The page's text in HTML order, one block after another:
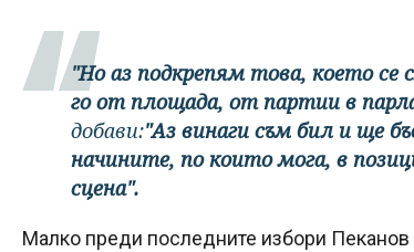
"Но аз подкрепям това, което
го от площада, от партии в
добави:"Аз винаги съм бил и ще
начините, по които мога, в
сцена".
Малко преди последните избори